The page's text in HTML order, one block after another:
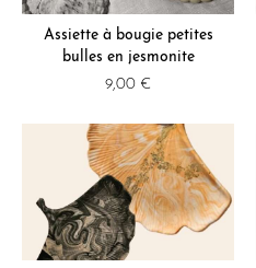
Assiette à bougie petites
bulles en jesmonite
9,00 €